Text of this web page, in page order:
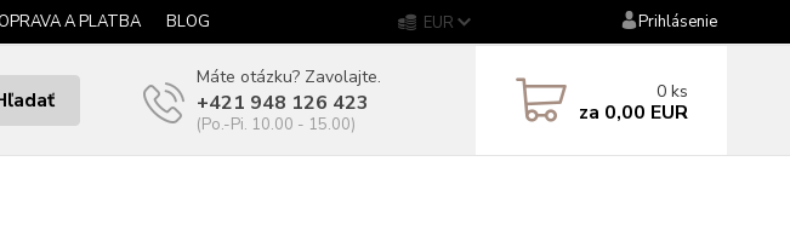
A PLATBA BLOG EUR Prihlásenie
Máte otázku? Zavolajte.
+421 948 126 423
(Po.-Pi. 10.00 - 15.00)
0 ks
za 0,00 EUR